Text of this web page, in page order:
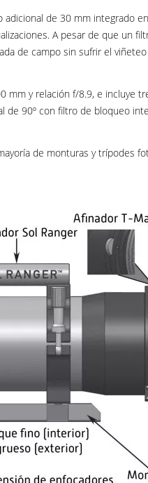
de 30 mm integrado
A pesar de que un
de campo sin sufrir el
y relación f/8.9, e incluye
de 90º con filtro de bloqueo
de monturas y trípodes